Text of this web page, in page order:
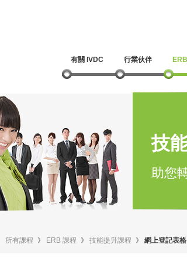
有關 IVDC 行業伙伴
技
助您
所有課程 》 ERB 課程 》 技能提升課程 》 網上登記表格